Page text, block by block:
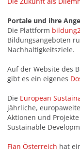
Portale und ihre
Die Plattform
Bildungsangeboten
Nachhaltigkeitsziele.
Auf der Website des
gibt es ein eigenes
Die European
jährliche,
Aktionen und
Sustainable
Fian Österreich hat